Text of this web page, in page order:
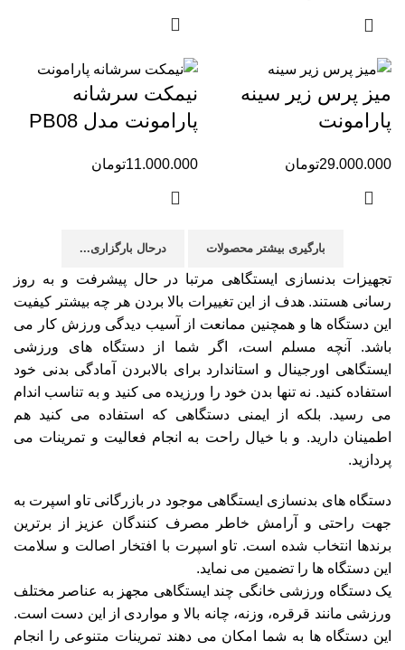
میز پرس زیر سینه
پارامونت
تومان29.000.000
نیمکت سرشانه
پارامونت مدل PB08
تومان11.000.000
بارگیری بیشتر محصولات درحال بارگزاری...
تجهیزات بدنسازی ایستگاهی مرتبا در حال پیشرفت و به روز
رسانی هستند. هدف از این تغییرات بالا بردن هر چه بیشتر کیفیت
این دستگاه ها و همچنین ممانعت از آسیب دیدگی ورزش کار می
باشد. آنچه مسلم است، اگر شما از دستگاه های ورزشی
ایستگاهی اورجینال و استاندارد برای بالابردن آمادگی بدنی خود
استفاده کنید. نه تنها بدن خود را ورزیده می کنید و به تناسب اندام
می رسید. بلکه از ایمنی دستگاهی که استفاده می کنید هم
اطمینان دارید. و با خیال راحت به انجام فعالیت و تمرینات می
پردازید.
دستگاه های بدنسازی ایستگاهی موجود در بازرگانی تاو اسپرت به
جهت راحتی و آرامش خاطر مصرف کنندگان عزیز از برترین
برندها انتخاب شده است. تاو اسپرت با افتخار اصالت و سلامت
این دستگاه ها را تضمین می نماید.
یک دستگاه ورزشی خانگی چند ایستگاهی مجهز به عناصر مختلف
ورزشی مانند قرقره، وزنه، چانه بالا و مواردی از این دست است.
این دستگاه ها به شما امکان می دهند تمرینات متنوعی را انجام